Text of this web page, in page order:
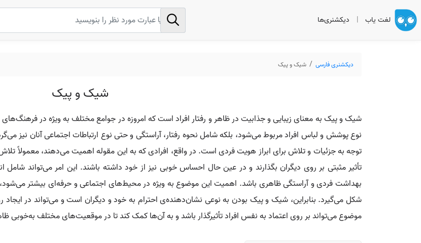
لغت یاب | دیکشنری‌ها
دیکشنری فارسی شیک و پیک
شیک و پیک
شیک و پیک به معنای زیبایی و جذابیت در ظاهر و رفتار افراد است که امروزه در جوامع مختلف به ویژه در
نوع پوشش و لباس افراد مربوط می‌شود، بلکه شامل نحوه رفتار، آراستگی و حتی نوع ارتباطات اجتماعی آنان نیز
توجه به جزئیات و تلاش برای ابراز هویت فردی است. در واقع، افرادی که به این مقوله اهمیت می‌دهند، معمولاً
تأثیر مثبتی بر روی دیگران بگذارند و در عین حال احساس خوبی نیز از خود داشته باشند. این امر می‌تواند
بهداشت فردی و آراستگی ظاهری باشد. اهمیت این موضوع به ویژه در محیط‌های اجتماعی و حرفه‌ای بیشتر می‌شود،
شکل می‌گیرد. بنابراین، شیک و پیک بودن به نوعی نشان‌دهنده‌ی احترام به خود و دیگران است و می‌تواند در ایجاد
موضوع می‌تواند بر روی اعتماد به نفس افراد تأثیرگذار باشد و به آن‌ها کمک کند تا در موقعیت‌های مختلف به‌خوبی